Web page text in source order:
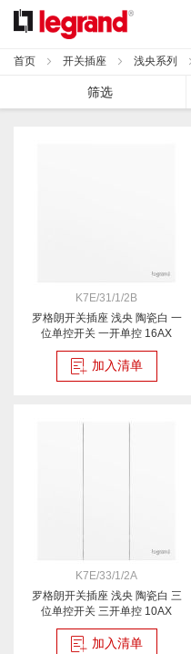
跳
到
容
首页 开关插座 浅央系列
筛选
K7E/31/1/2B
罗格朗开关插座 浅央 陶瓷白 一
位单控开关 一开单控 16AX
加入清单
K7E/33/1/2A
罗格朗开关插座 浅央 陶瓷白 三
位单控开关 三开单控 10AX
加入清单